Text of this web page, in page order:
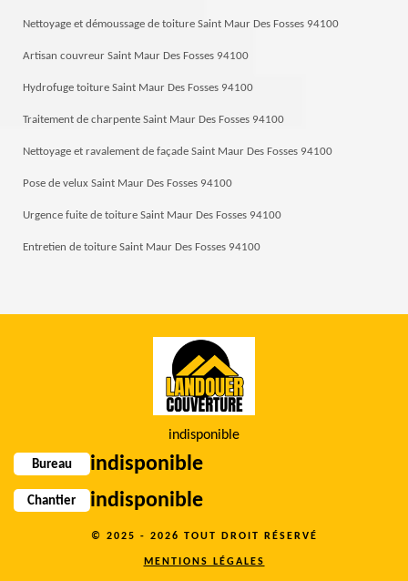
Nettoyage et démoussage de toiture Saint Maur Des Fosses 94100
Artisan couvreur Saint Maur Des Fosses 94100
Hydrofuge toiture Saint Maur Des Fosses 94100
Traitement de charpente Saint Maur Des Fosses 94100
Nettoyage et ravalement de façade Saint Maur Des Fosses 94100
Pose de velux Saint Maur Des Fosses 94100
Urgence fuite de toiture Saint Maur Des Fosses 94100
Entretien de toiture Saint Maur Des Fosses 94100
indisponible
Bureau indisponible
Chantier indisponible
© 2025 - 2026 TOUT DROIT RÉSERVÉ
MENTIONS LÉGALES